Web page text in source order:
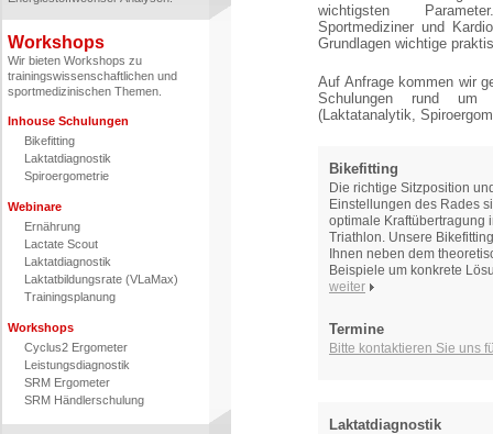
Workshops
Wir bieten Workshops zu
trainingswissenschaftlichen und
sportmedizinischen Themen.
Inhouse Schulungen
Bikefitting
Laktatdiagnostik
Spiroergometrie
Webinare
Ernährung
Lactate Scout
Laktatdiagnostik
Laktatbildungsrate (VLaMax)
Trainingsplanung
Workshops
Cyclus2 Ergometer
Leistungsdiagnostik
SRM Ergometer
SRM Händlerschulung
wichtigsten
Sportmediziner und
Grundlagen wichtige
Auf Anfrage kommen wir
Schulungen rund um
(Laktatanalytik,
Bikefitting
Die richtige Sitzposition
Einstellungen des Rades
optimale Kraftübertragung
Triathlon. Unsere
Ihnen neben dem
Beispiele um konkrete
weiter
Termine
Bitte kontaktieren Sie uns
Laktatdiagnostik